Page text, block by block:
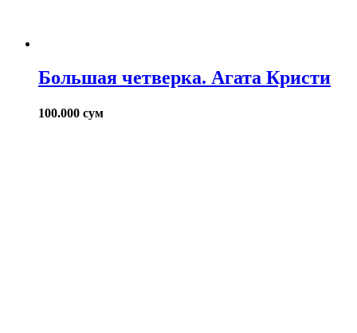
Большая четверка. Агата Кристи
100.000 сум